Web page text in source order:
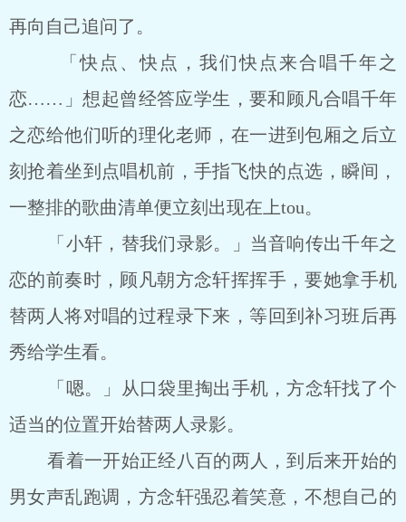
再向自己追问了。
「快点、快点，我们快点来合唱千年之
恋……」想起曾经答应学生，要和顾凡合唱千年
之恋给他们听的理化老师，在一进到包厢之后立
刻抢着坐到点唱机前，手指飞快的点选，瞬间，
一整排的歌曲清单便立刻出现在上tou。
「小轩，替我们录影。」当音响传出千年之
恋的前奏时，顾凡朝方念轩挥挥手，要她拿手机
替两人将对唱的过程录下来，等回到补习班后再
秀给学生看。
「嗯。」从口袋里掏出手机，方念轩找了个
适当的位置开始替两人录影。
看着一开始正经八百的两人，到后来开始的
男女声乱跑调，方念轩强忍着笑意，不想自己的